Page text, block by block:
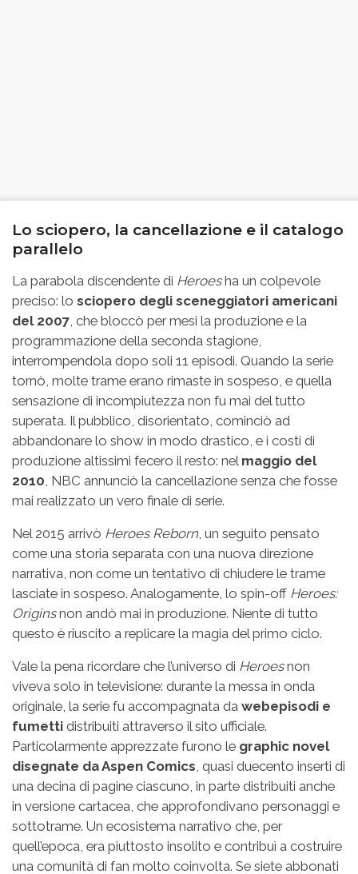
Lo sciopero, la cancellazione e il catalogo
parallelo
La parabola discendente di Heroesha un colpevole
preciso: lo sciopero degli sceneggiatori americani
del 2007, che bloccò per mesi la produzione e la
programmazione della seconda stagione,
interrompendola dopo soli 11 episodi. Quando la serie
tornò, molte trame erano rimaste in sospeso, e quella
sensazione di incompiutezza non fu mai del tutto
superata. Il pubblico, disorientato, cominciò ad
abbandonare lo show in modo drastico, e i costi di
produzione altissimi fecero il resto: nel maggio del
2010, NBC annunciò la cancellazione senza che fosse
mai realizzato un vero finale di serie.
Nel 2015 arrivò Heroes Reborn, un seguito pensato
come una storia separata con una nuova direzione
narrativa, non come un tentativo di chiudere le trame
lasciate in sospeso. Analogamente, lo spin-off Heroes:
Originsnon andò mai in produzione. Niente di tutto
questo è riuscito a replicare la magia del primo ciclo.
Vale la pena ricordare che l’universo di Heroesnon
viveva solo in televisione: durante la messa in onda
originale, la serie fu accompagnata da webepisodi e
fumetti distribuiti attraverso il sito ufficiale.
Particolarmente apprezzate furono le graphic novel
disegnate da Aspen Comics, quasi duecento inserti di
una decina di pagine ciascuno, in parte distribuiti anche
in versione cartacea, che approfondivano personaggi e
sottotrame. Un ecosistema narrativo che, per
quell’epoca, era piuttosto insolito e contribuì a costruire
una comunità di fan molto coinvolta. Se siete abbonati